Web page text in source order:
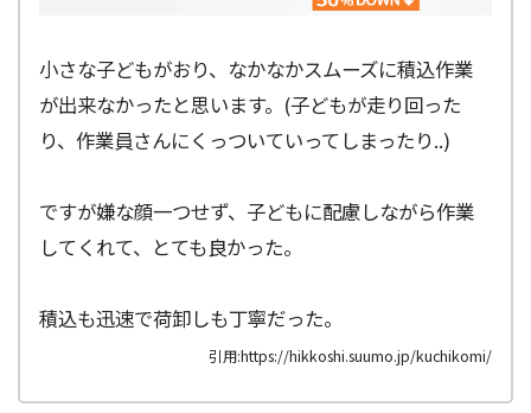
小さな子どもがおり、なかなかスムーズに積込作業
が出来なかったと思います。(子どもが走り回った
り、作業員さんにくっついていってしまったり..)
ですが嫌な顔一つせず、子どもに配慮しながら作業
してくれて、とても良かった。
積込も迅速で荷卸しも丁寧だった。
引用:https://hikkoshi.suumo.jp/kuchikomi/